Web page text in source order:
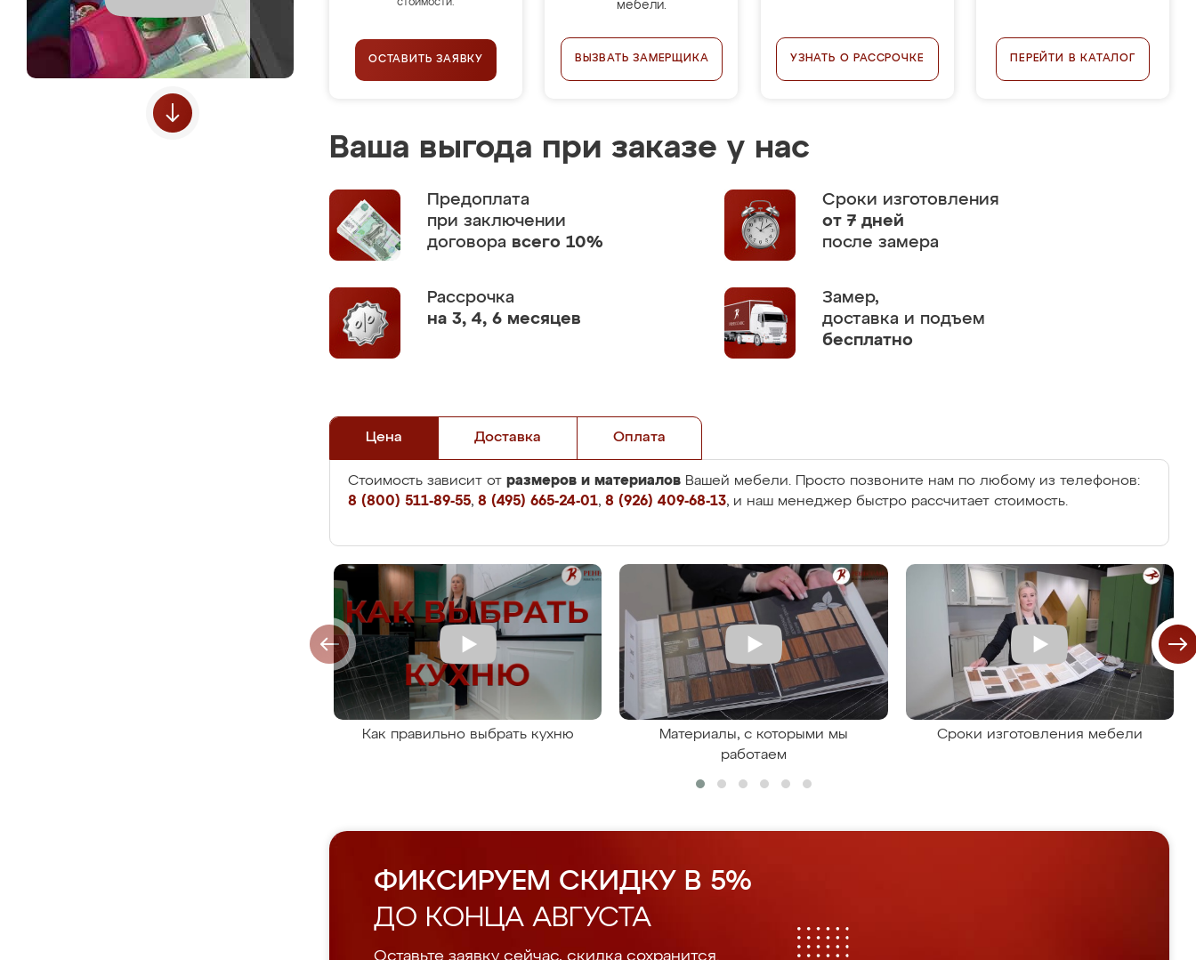
стоимости.
ОСТАВИТЬ ЗАЯВКУ
мебели.
ВЫЗВАТЬ ЗАМЕРЩИКА УЗНАТЬ О РАССРОЧКЕ ПЕРЕЙТИ В КАТАЛОГ
Ваша выгода при заказе у нас
Предоплата
при заключении
договора всего 10%
Сроки изготовления
от 7 дней
после замера
Рассрочка
на 3, 4, 6 месяцев
Замер,
доставка и подъем
бесплатно
Цена Доставка Оплата
Стоимость зависит от размеров и материалов Вашей мебели. Просто позвоните нам по любому из телефонов:
8 (800) 511-89-55, 8 (495) 665-24-01, 8 (926) 409-68-13, и наш менеджер быстро рассчитает стоимость.
Как правильно выбрать кухню
Материалы, с которыми мы
работаем
Сроки изготовления мебели
ФИКСИРУЕМ СКИДКУ В 5%
ДО КОНЦА АВГУСТА
Оставьте заявку сейчас, скидка сохранится.